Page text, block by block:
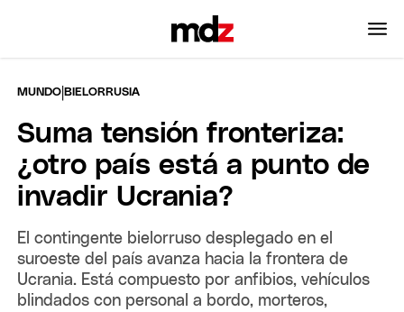
MUNDO |BIELORRUSIA
Suma tensión fronteriza:
¿otro país está a punto de
invadir Ucrania?
El contingente bielorruso desplegado en el
suroeste del país avanza hacia la frontera de
Ucrania. Está compuesto por anfibios, vehículos
blindados con personal a bordo, morteros,